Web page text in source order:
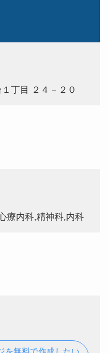
丁目 ２４－２０
療内科,精神科,内科
を無料で作成したい